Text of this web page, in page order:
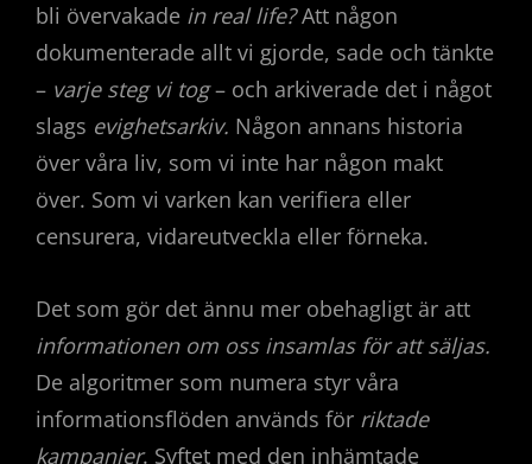
bli övervakade in real life?Att någon
dokumenterade allt vi gjorde, sade och tänkte
– varje steg vi tog– och arkiverade det i något
slags evighetsarkiv. Någon annans historia
över våra liv, som vi inte har någon makt
över. Som vi varken kan verifiera eller
censurera, vidareutveckla eller förneka.
Det som gör det ännu mer obehagligt är att
informationen om oss insamlas för att säljas.
De algoritmer som numera styr våra
informationsflöden används för riktade
kampanjer. Syftet med den inhämtade